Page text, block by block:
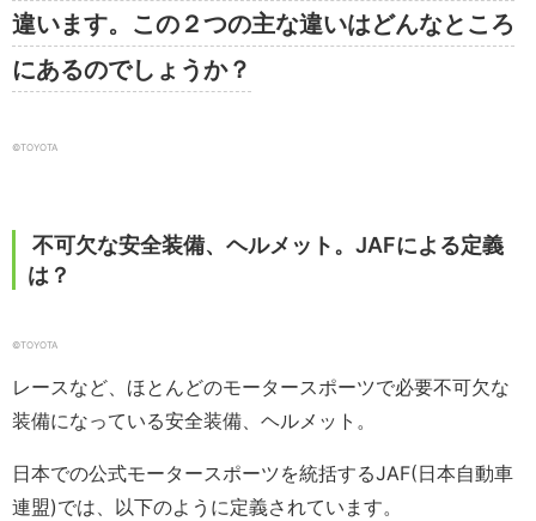
違います。この２つの主な違いはどんなところ
にあるのでしょうか？
©TOYOTA
不可欠な安全装備、ヘルメット。JAFによる定義
は？
©TOYOTA
レースなど、ほとんどのモータースポーツで必要不可欠な
装備になっている安全装備、ヘルメット。
日本での公式モータースポーツを統括するJAF(日本自動車
連盟)では、以下のように定義されています。